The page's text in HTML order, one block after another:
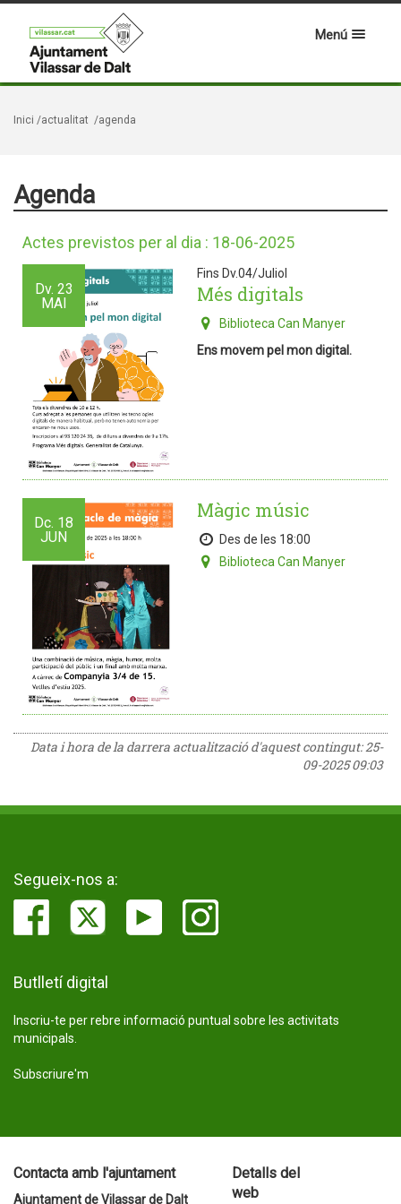
Menú
Inici /actualitat /agenda
Agenda
Actes previstos per al dia : 18-06-2025
Dv. 23
MAI
Fins Dv.04/Juliol
Més digitals
Biblioteca Can Manyer
Ens movem pel mon digital.
Dc. 18
JUN
Màgic músic
Des de les 18:00
Biblioteca Can Manyer
Data i hora de la darrera actualització d'aquest contingut:25-
09-2025 09:03
Segueix-nos a:
Butlletí digital
Inscriu-te per rebre informació puntual sobre les activitats
municipals.
Subscriure'm
Contacta amb l'ajuntament
Ajuntament de Vilassar de Dalt
Detalls del
web